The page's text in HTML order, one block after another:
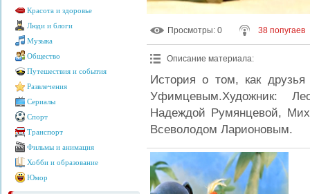
Красота и здоровье
Люди и блоги
Музыка
Общество
Путешествия и события
Развлечения
Сериалы
Спорт
Транспорт
Фильмы и анимация
Хобби и образование
Юмор
Просмотры: 0 38 попугаев
Описание материала:
История о том, как
Уфимцевым.Художник:
Надеждой Румянцевой,
Всеволодом Ларионовым.